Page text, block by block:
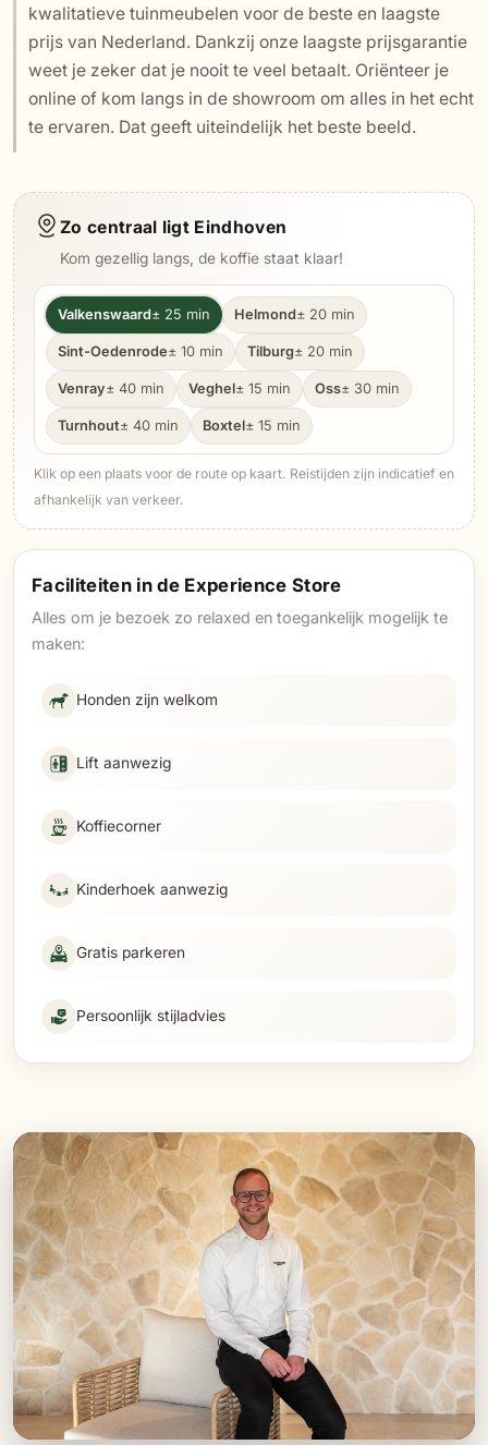
kwalitatieve tuinmeubelen voor de beste en laagste
prijs van Nederland. Dankzij onze laagste prijsgarantie
weet je zeker dat je nooit te veel betaalt. Oriënteer je
online of kom langs in de showroom om alles in het echt
te ervaren. Dat geeft uiteindelijk het beste beeld.
Zo centraal ligt Eindhoven
Kom gezellig langs, de koffie staat klaar!
Valkenswaard± 25 min Helmond± 20 min
Sint-Oedenrode± 10 min Tilburg± 20 min
Venray± 40 min Veghel± 15 min Oss± 30 min
Turnhout± 40 min Boxtel± 15 min
Klik op een plaats voor de route op kaart. Reistijden zijn indicatief en
afhankelijk van verkeer.
Faciliteiten in de Experience Store
Alles om je bezoek zo relaxed en toegankelijk mogelijk te
maken:
Honden zijn welkom
Lift aanwezig
Koffiecorner
Kinderhoek aanwezig
Gratis parkeren
Persoonlijk stijladvies